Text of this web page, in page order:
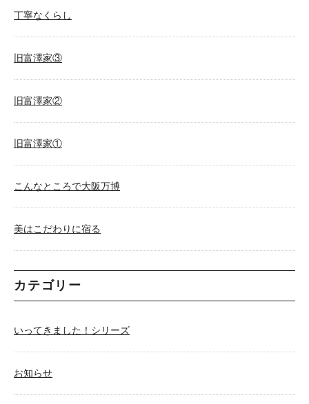
丁寧なくらし
旧富澤家③
旧富澤家②
旧富澤家①
こんなところで大阪万博
美はこだわりに宿る
カテゴリー
いってきました！シリーズ
お知らせ